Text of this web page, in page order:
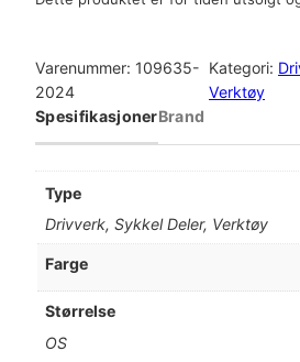
Varenummer: 109635-
2024
Kategori:
Verktøy
SpesifikasjonerBrand
Type
Drivverk, Sykkel Deler, Verktøy
Farge
Størrelse
OS